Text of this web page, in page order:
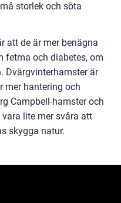
storlek och söta
att de är mer benägna
fetma och diabetes, om
Dvärgvinterhamster är
mer hantering och
Campbell-hamster och
lite mer svåra att
skygga natur.